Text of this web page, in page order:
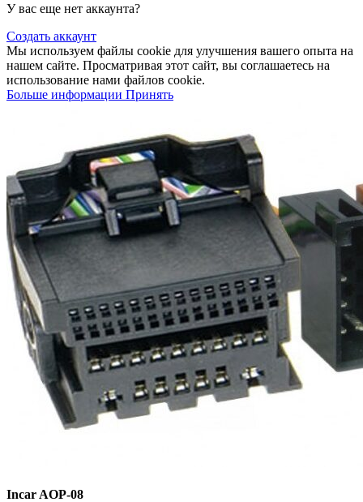
У вас еще нет аккаунта?
Создать аккаунт
Мы используем файлы cookie для улучшения вашего опыта на
нашем сайте. Просматривая этот сайт, вы соглашаетесь на
использование нами файлов cookie.
Больше информации Принять
Incar AOP-08